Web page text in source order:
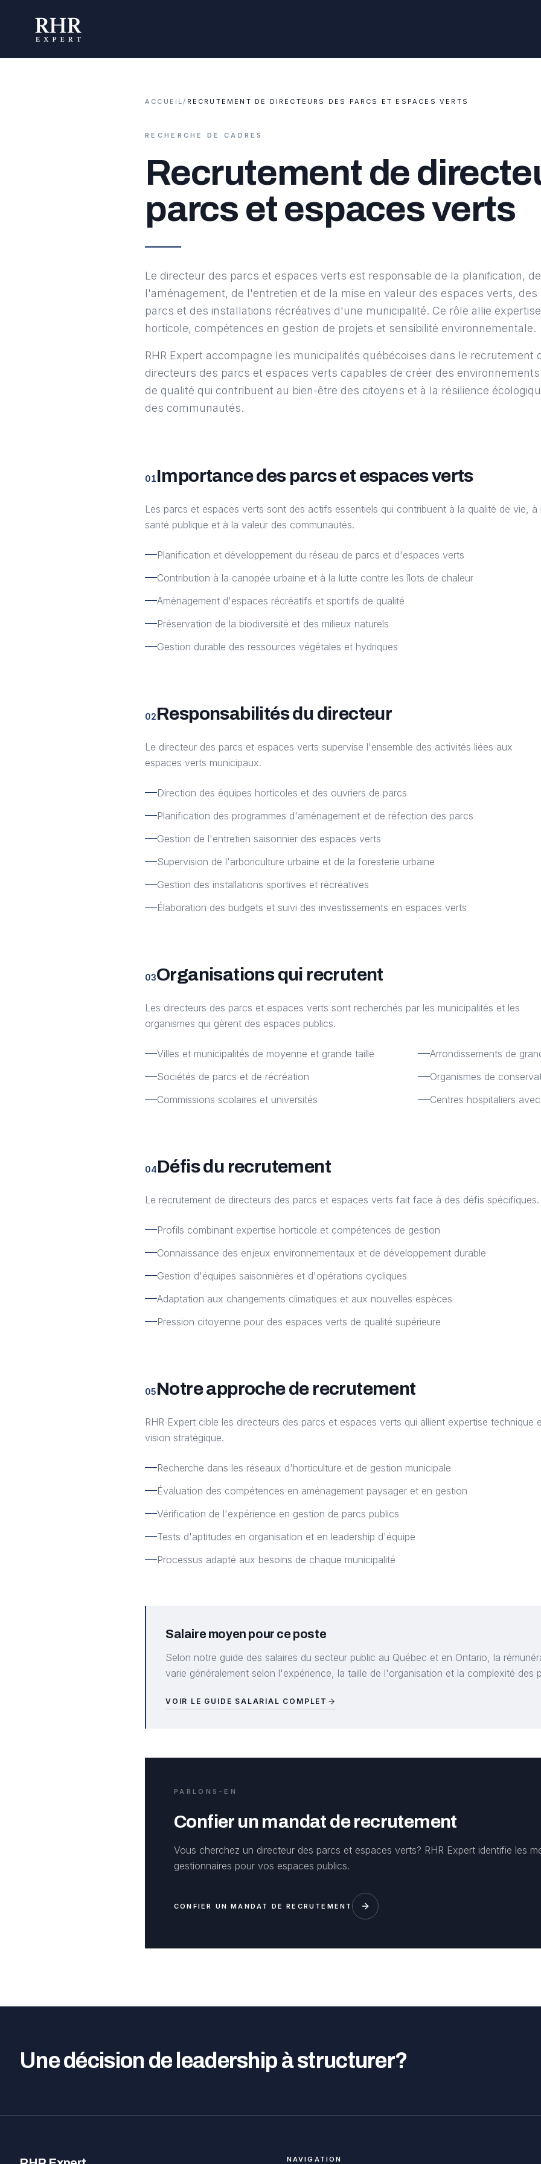
ACCUEIL/ RECRUTEMENT DE DIRECTEURS DES PARCS ET ESPACES VERTS
RECHERCHE DE CADRES
Recrutement de
parcs et espaces verts
Le directeur des parcs et espaces verts est responsable de la planification, de
l'aménagement, de l'entretien et de la mise en valeur des espaces verts, des
parcs et des installations récréatives d'une municipalité. Ce rôle allie expertise
horticole, compétences en gestion de projets et sensibilité environnementale.
RHR Expert accompagne les municipalités québécoises dans le recrutement
directeurs des parcs et espaces verts capables de créer des environnements
de qualité qui contribuent au bien-être des citoyens et à la résilience
des communautés.
01Importance des parcs et espaces verts
Les parcs et espaces verts sont des actifs essentiels qui contribuent à la qualité de vie, à
santé publique et à la valeur des communautés.
Planification et développement du réseau de parcs et d'espaces verts
Contribution à la canopée urbaine et à la lutte contre les îlots de chaleur
Aménagement d'espaces récréatifs et sportifs de qualité
Préservation de la biodiversité et des milieux naturels
Gestion durable des ressources végétales et hydriques
02Responsabilités du directeur
Le directeur des parcs et espaces verts supervise l'ensemble des activités liées aux
espaces verts municipaux.
Direction des équipes horticoles et des ouvriers de parcs
Planification des programmes d'aménagement et de réfection des parcs
Gestion de l'entretien saisonnier des espaces verts
Supervision de l'arboriculture urbaine et de la foresterie urbaine
Gestion des installations sportives et récréatives
Élaboration des budgets et suivi des investissements en espaces verts
03Organisations qui recrutent
Les directeurs des parcs et espaces verts sont recherchés par les municipalités et les
organismes qui gèrent des espaces publics.
Villes et municipalités de moyenne et grande taille
Arrondissements de
Sociétés de parcs et de récréation
Organismes de
Commissions scolaires et universités
Centres hospitaliers
04Défis du recrutement
Le recrutement de directeurs des parcs et espaces verts fait face à des défis spécifiques.
Profils combinant expertise horticole et compétences de gestion
Connaissance des enjeux environnementaux et de développement durable
Gestion d'équipes saisonnières et d'opérations cycliques
Adaptation aux changements climatiques et aux nouvelles espèces
Pression citoyenne pour des espaces verts de qualité supérieure
05Notre approche de recrutement
RHR Expert cible les directeurs des parcs et espaces verts qui allient expertise technique
vision stratégique.
Recherche dans les réseaux d'horticulture et de gestion municipale
Évaluation des compétences en aménagement paysager et en gestion
Vérification de l'expérience en gestion de parcs publics
Tests d'aptitudes en organisation et en leadership d'équipe
Processus adapté aux besoins de chaque municipalité
Salaire moyen pour ce poste
Selon notre guide des salaires du secteur public au Québec et en Ontario, la
varie généralement selon l'expérience, la taille de l'organisation et la complexité des
VOIR LE GUIDE SALARIAL COMPLET
PARLONS-EN
Confier un mandat de recrutement
Vous cherchez un directeur des parcs et espaces verts? RHR Expert identifie les
gestionnaires pour vos espaces publics.
CONFIER UN MANDAT DE RECRUTEMENT
Une décision de leadership à structurer?
NAVIGATION